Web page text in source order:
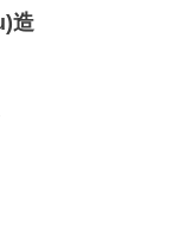
造